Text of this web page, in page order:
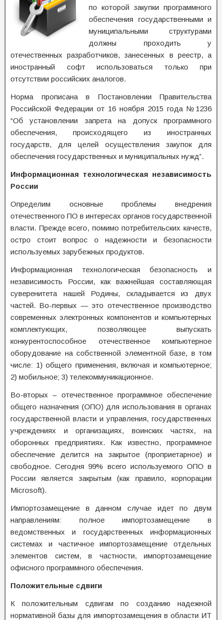
по которой закупки программного
обеспечения государственными и
муниципальными структурами
должны проходить у
отечественных разработчиков, занесенных в реестр, а
иностранный софт использоваться только при
отсутствии российских аналогов.
Норма прописана в Постановлении Правительства
Российской Федерации от 16 ноября 2015 года №1236
“Об установлении запрета на допуск программного
обеспечения, происходящего из иностранных
государств, для целей осуществления закупок для
обеспечения государственных и муниципальных нужд”.
Информационная технологическая независимость
России
Определим основные проблемы внедрения
отечественного ПО в интересах органов государственной
власти. Прежде всего, помимо потребительских качеств,
остро стоит вопрос о надежности и безопасности
используемых зарубежных продуктов.
Информационная технологическая безопасность и
независимость России, как важнейшая составляющая
суверенитета нашей Родины, складывается из двух
частей. Во-первых — это отечественное производство
современных электронных компонентов и компьютерных
комплектующих, позволяющее выпускать
конкурентоспособное отечественное компьютерное
оборудование на собственной элементной базе, в том
числе: 1) общего применения, включая и компьютерное;
2) мобильное; 3) телекоммуникационное.
Во-вторых – отечественное программное обеспечение
общего назначения (ОПО) для использования в органах
государственной власти и управления, государственных
учреждениях и организациях, воинских частях, на
оборонных предприятиях. Как известно, программное
обеспечение делится на закрытое (проприетарное) и
свободное. Сегодня 99% всего используемого ОПО в
России является закрытым (как правило, корпорации
Microsoft).
Импортозамещение в данном случае идет по двум
направлениям: полное импортозамещение в
ведомственных и государственных информационных
системах и частичное импортозамещение отдельных
элементов систем, в частности, импортозамещение
офисного программного обеспечения.
Положительные сдвиги
К положительным сдвигам по созданию надежной
нормативной базы для импортозамещения в области ИТ